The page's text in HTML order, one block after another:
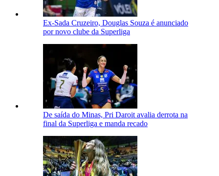
Ex-Sada Cruzeiro, Douglas Souza é anunciado
por novo clube da Superliga
De saída do Minas, Pri Daroit avalia derrota na
final da Superliga e manda recado